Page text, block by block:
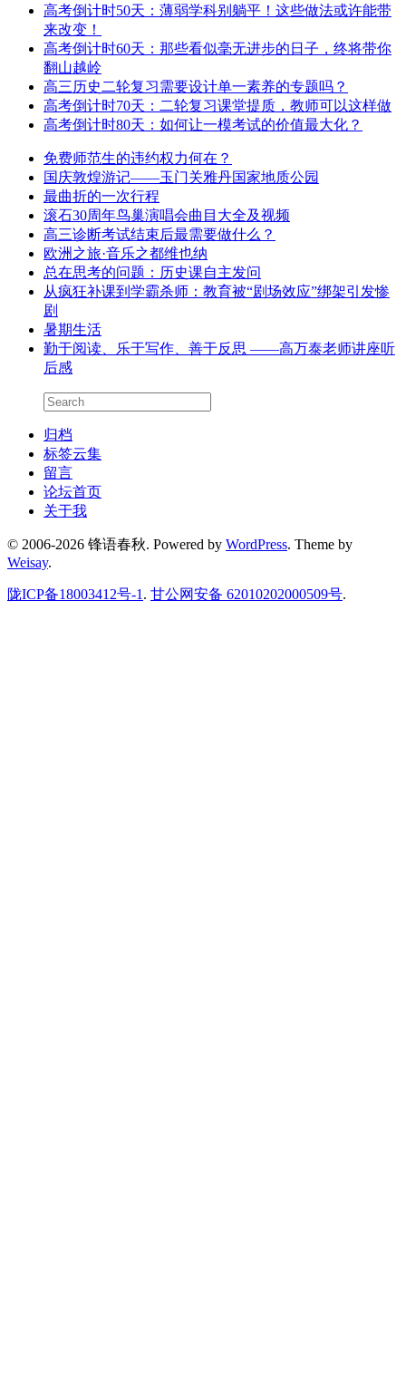
高考倒计时50天：薄弱学科别躺平！这些做法或许能带
来改变！
高考倒计时60天：那些看似毫无进步的日子，终将带你
翻山越岭
高三历史二轮复习需要设计单一素养的专题吗？
高考倒计时70天：二轮复习课堂提质，教师可以这样做
高考倒计时80天：如何让一模考试的价值最大化？
免费师范生的违约权力何在？
国庆敦煌游记——玉门关雅丹国家地质公园
最曲折的一次行程
滚石30周年鸟巢演唱会曲目大全及视频
高三诊断考试结束后最需要做什么？
欧洲之旅·音乐之都维也纳
总在思考的问题：历史课自主发问
从疯狂补课到学霸杀师：教育被“剧场效应”绑架引发惨
剧
暑期生活
勤于阅读、乐于写作、善于反思 ——高万泰老师讲座听
后感
归档
标签云集
留言
论坛首页
关于我
© 2006-2026 锋语春秋. Powered by WordPress. Theme by
Weisay.
陇ICP备18003412号-1 . 甘公网安备 62010202000509号.